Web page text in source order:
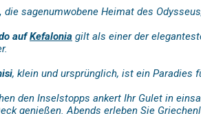
die sagenumwobene Heimat des
aufKefalonia gilt als einer der
, klein und ursprünglich, ist ein Paradies
den Inselstopps ankert Ihr Gulet in
genießen. Abends erleben Sie